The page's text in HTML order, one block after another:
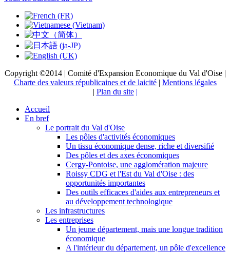
Copyright ©2014 | Comité d'Expansion Economique du Val d'Oise |
Charte des valeurs républicaines et de laicité| Mentions légales
| Plan du site |
Accueil
En bref
Le portrait du Val d'Oise
Les pôles d'activités économiques
Un tissu économique dense, riche et diversifié
Des pôles et des axes économiques
Cergy-Pontoise, une agglomération majeure
Roissy CDG et l'Est du Val d'Oise : des
opportunités importantes
Des outils efficaces d'aides aux entrepreneurs et
au développement technologique
Les infrastructures
Les entreprises
Un jeune département, mais une longue tradition
économique
A l'intérieur du département, un pôle d'excellence